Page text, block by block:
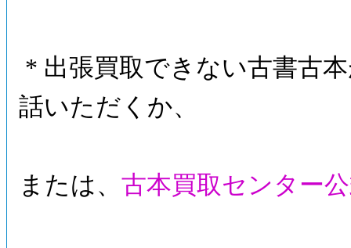
* 出張買取できない古書古
話いただくか、
または、 古本買取センター